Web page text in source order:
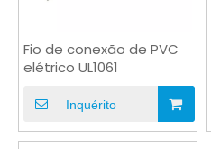
Fio de conexão de PVC
elétrico UL1061
Inquérito